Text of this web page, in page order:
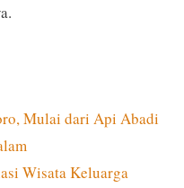
Mulai dari Api Abadi
Wisata Keluarga